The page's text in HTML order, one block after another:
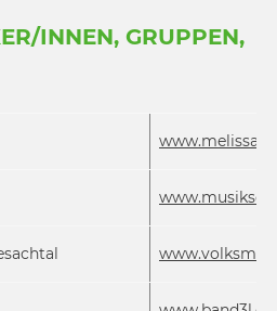
INNEN, GRUPPEN,
www.melissa-
www.m